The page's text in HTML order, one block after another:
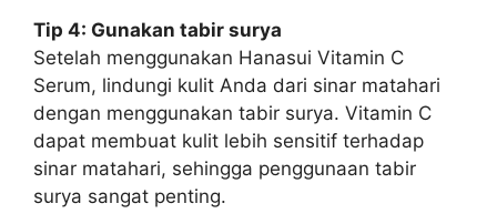
Tip 4: Gunakan tabir surya
Setelah menggunakan Hanasui Vitamin C
Serum, lindungi kulit Anda dari sinar matahari
dengan menggunakan tabir surya. Vitamin C
dapat membuat kulit lebih sensitif terhadap
sinar matahari, sehingga penggunaan tabir
surya sangat penting.